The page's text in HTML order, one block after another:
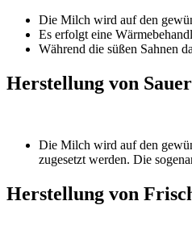
Die Milch wird auf den
Es erfolgt eine
Während die süßen Sahnen
Herstellung von
Die Milch wird auf den
zugesetzt werden. Die
Herstellung von